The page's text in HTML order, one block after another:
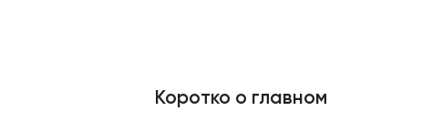
Коротко о главном